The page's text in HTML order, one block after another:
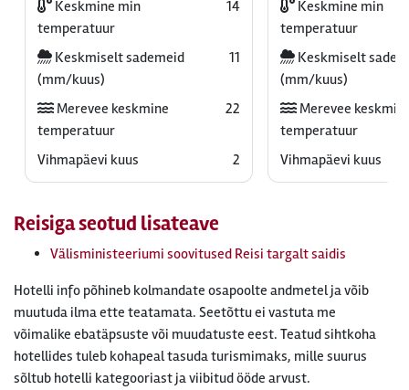
Keskmine min
temperatuur
14
Keskmiselt sademeid
(mm/kuus)
11
Merevee keskmine
temperatuur
22
Vihmapäevi kuus 2
Keskmine min
temperatuur
Keskmiselt
(mm/kuus)
Merevee
temperatuur
Vihmapäevi kuus
Reisiga seotud lisateave
Välisministeeriumi soovitused Reisi targalt saidis
Hotelli info põhineb kolmandate osapoolte andmetel ja võib
muutuda ilma ette teatamata. Seetõttu ei vastuta me
võimalike ebatäpsuste või muudatuste eest. Teatud sihtkoha
hotellides tuleb kohapeal tasuda turismimaks, mille suurus
sõltub hotelli kategooriast ja viibitud ööde arvust.